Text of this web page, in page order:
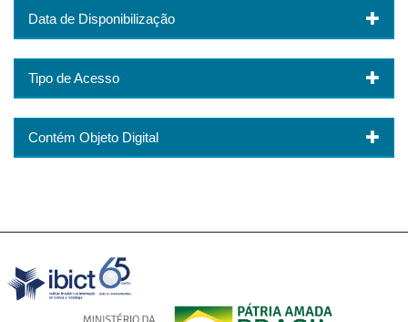
Data de Disponibilização
Tipo de Acesso
Contém Objeto Digital